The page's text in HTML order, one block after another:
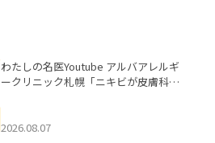
わたしの名医Youtube アルバアレルギ
ークリニック札幌「ニキビが皮膚科で
ました。
2026.08.07